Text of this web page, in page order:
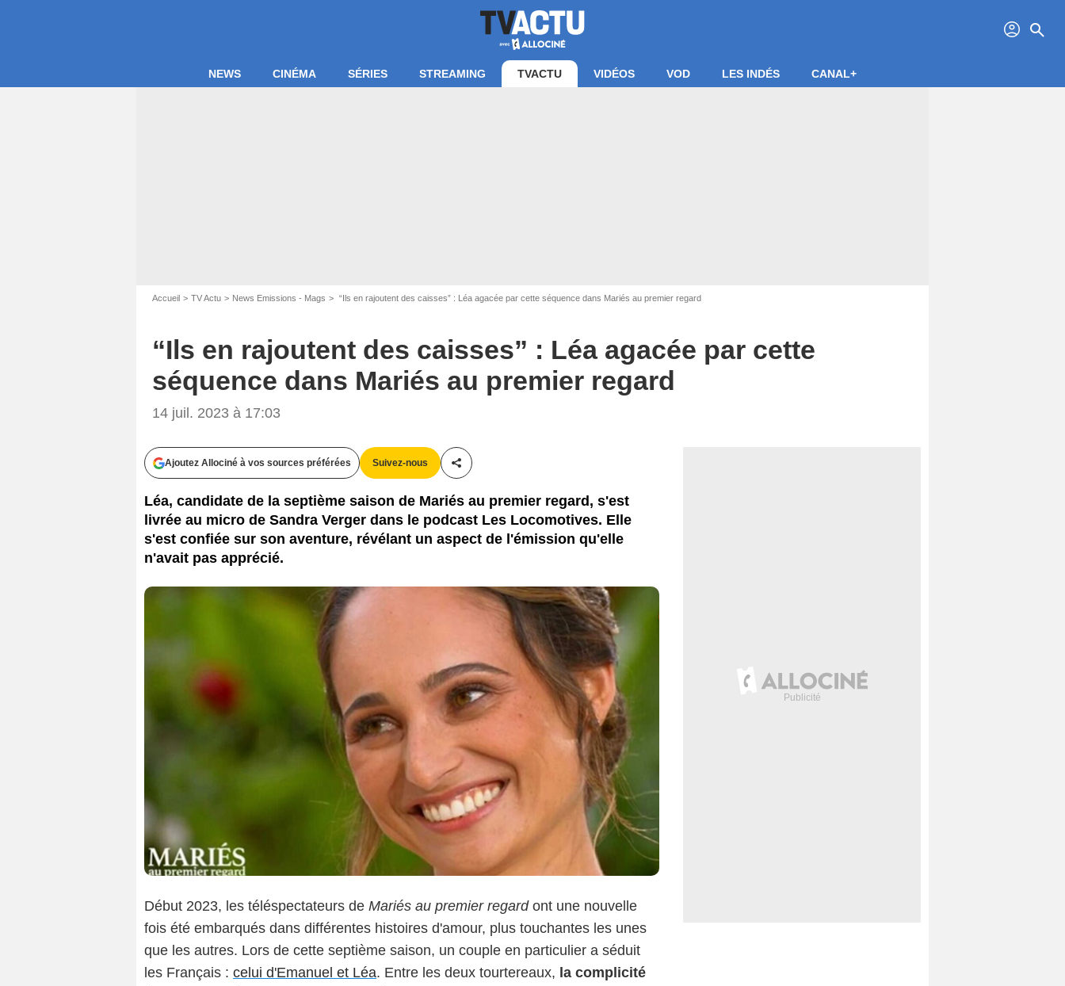
profil search
NEWS CINÉMA SÉRIES STREAMING TVACTU VIDÉOS VOD LES INDÉS CANAL+
Accueil TV Actu News Emissions - Mags “Ils en rajoutent des caisses” : Léa agacée par cette séquence dans Mariés au premier regard
“Ils en rajoutent des caisses” : Léa agacée par cette
séquence dans Mariés au premier regard
14 juil. 2023 à 17:03
Ajoutez Allociné à vos sources préférées Suivez-nous
Partager cet article
Léa, candidate de la septième saison de Mariés au premier regard, s'est
livrée au micro de Sandra Verger dans le podcast Les Locomotives. Elle
s'est confiée sur son aventure, révélant un aspect de l'émission qu'elle
n'avait pas apprécié.
M6
Début 2023, les téléspectateurs de Mariés au premier regardont une nouvelle
fois été embarqués dans différentes histoires d'amour, plus touchantes les unes
que les autres. Lors de cette septième saison, un couple en particulier a séduit
les Français : celui d'Emanuel et Léa. Entre les deux tourtereaux, la complicité